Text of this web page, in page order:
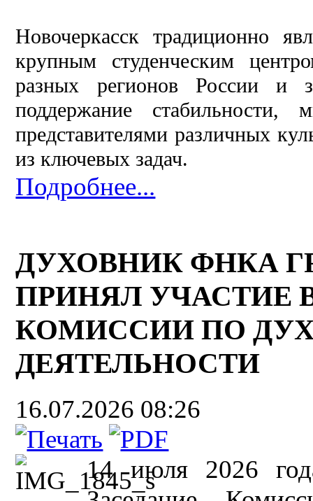
Новочеркасск традиционно
крупным студенческим
разных регионов России и
поддержание
представителями различных
из ключевых задач.
Подробнее...
ДУХОВНИК ФНКА
ПРИНЯЛ УЧАСТИЕ
КОМИССИИ ПО
ДЕЯТЕЛЬНОСТИ
16.07.2026 08:26
14 июля 2026